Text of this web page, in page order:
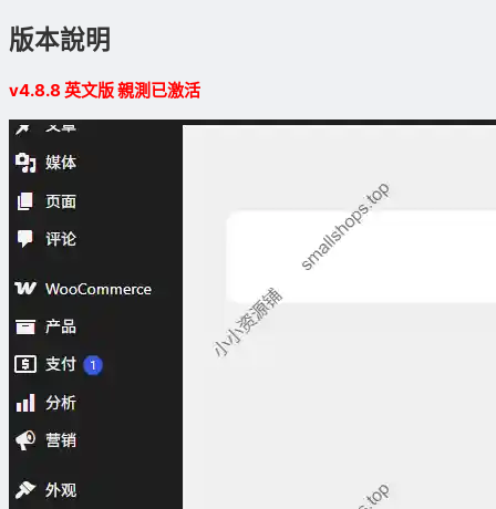
版本說明
v4.8.8 英文版 親測已激活